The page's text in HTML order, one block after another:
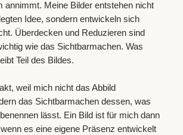
annimmt. Meine Bilder entstehen nicht
Idee, sondern entwickeln sich
Überdecken und Reduzieren sind
wie das Sichtbarmachen. Was
Teil des Bildes.
weil mich nicht das Abbild
das Sichtbarmachen dessen, was
lässt. Ein Bild ist für mich dann
es eine eigene Präsenz entwickelt